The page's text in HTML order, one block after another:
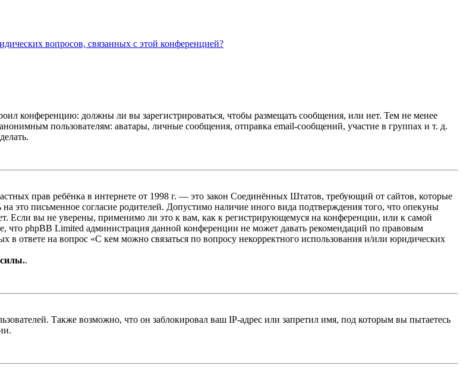
вопросов, связанных с этой конференцией?
конференцию: должны ли вы зарегистрироваться, чтобы размещать сообщения, или нет. Тем не менее
пользователям: аватары, личные сообщения, отправка email-сообщений, участие в группах и т. д.
прав ребёнка в интернете от 1998 г. — это закон Соединённых Штатов, требующий от сайтов, которые
это письменное согласие родителей. Допустимо наличие иного вида подтверждения того, что опекуны
Если вы не уверены, применимо ли это к вам, как к регистрирующемуся на конференции, или к самой
что phpBB Limited администрация данной конференции не может давать рекомендаций по правовым
ответе на вопрос «С кем можно связаться по вопросу некорректного использования и/или юридических
.
Также возможно, что он заблокировал ваш IP-адрес или запретил имя, под которым вы пытаетесь